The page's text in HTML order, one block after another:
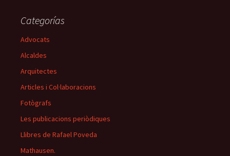
Categorías
Advocats
Alcaldes
Arquitectes
Articles i Col·laboracions
Fotògrafs
Les publicacions periòdiques
Llibres de Rafael Poveda
Mathausen.